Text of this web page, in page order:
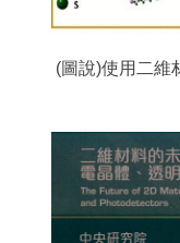
(圖說)使用二維